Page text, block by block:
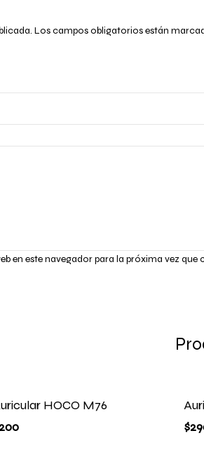
Los campos obligatorios están
en este navegador para la próxima vez que
HOCO M76
$